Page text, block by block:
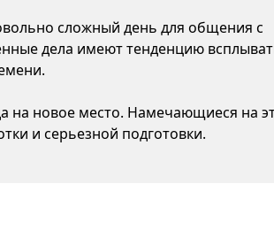
сложный день для общения с
дела имеют тенденцию
на новое место. Намечающиеся на
и серьезной подготовки.